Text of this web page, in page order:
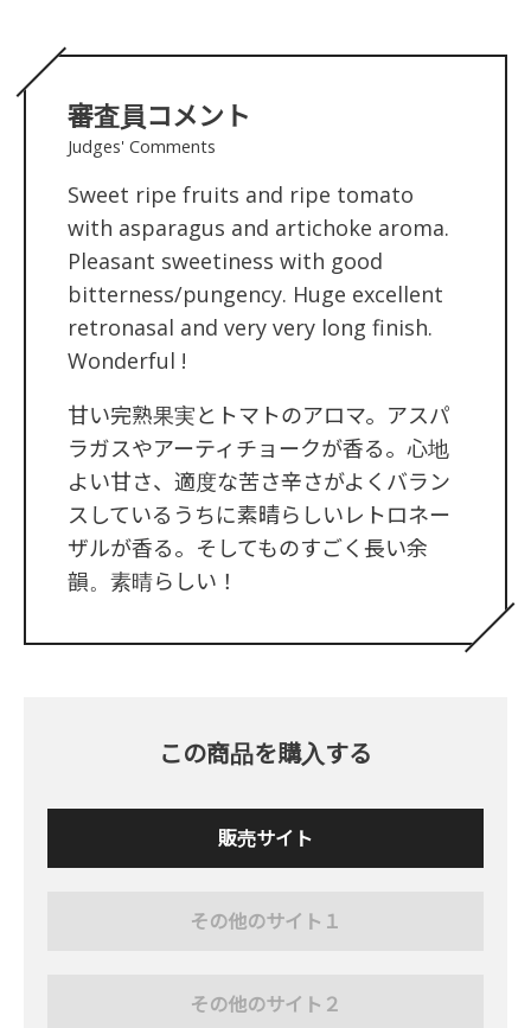
審査員コメント
Judges' Comments
Sweet ripe fruits and ripe tomato
with asparagus and artichoke aroma.
Pleasant sweetiness with good
bitterness/pungency. Huge excellent
retronasal and very very long finish.
Wonderful !
甘い完熟果実とトマトのアロマ。アスパ
ラガスやアーティチョークが香る。心地
よい甘さ、適度な苦さ辛さがよくバラン
スしているうちに素晴らしいレトロネー
ザルが香る。そしてものすごく長い余
韻。素晴らしい！
この商品を購入する
販売サイト
その他のサイト１
その他のサイト２